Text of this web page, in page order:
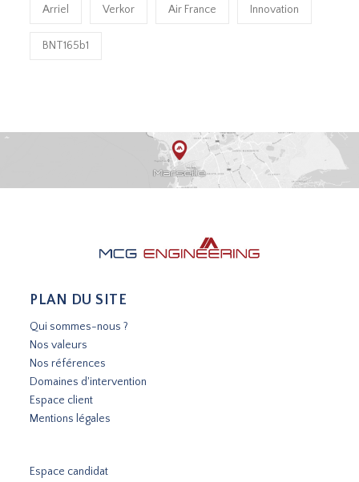
Arriel Verkor Air France Innovation
BNT165b1
PLAN DU SITE
Qui sommes-nous ?
Nos valeurs
Nos références
Domaines d'intervention
Espace client
Mentions légales
Espace candidat